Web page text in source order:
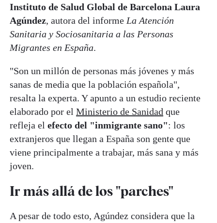
Instituto de Salud Global de Barcelona Laura
Agúndez, autora del informe La Atención
Sanitaria y Sociosanitaria a las Personas
Migrantes en España.
"Son un millón de personas más jóvenes y más
sanas de media que la población española",
resalta la experta. Y apunto a un estudio reciente
elaborado por el Ministerio de Sanidad que
refleja el efecto del "inmigrante sano": los
extranjeros que llegan a España son gente que
viene principalmente a trabajar, más sana y más
joven.
Ir más allá de los "parches"
A pesar de todo esto, Agúndez considera que la